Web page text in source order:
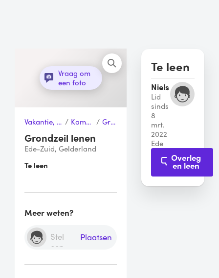
Vraag om
een foto
Vakantie, Sport & Vrije tijd / Kampeertenten / Grondzeil
Grondzeil lenen
Ede-Zuid, Gelderland
Te leen
Meer weten?
Plaatsen
Te leen
Niels
Lid
sinds
8
mrt.
2022
Ede
Overleg
en leen